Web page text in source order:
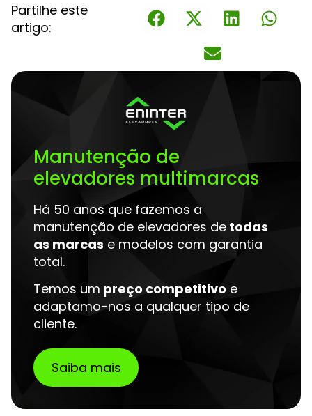
Partilhe este
artigo:
Manutenção de
elevadores multimarcas
Há 50 anos que fazemos a
manutenção de elevadores de todas
as marcas e modelos com garantia
total.
Temos um preço competitivo e
adaptamo-nos a qualquer tipo de
cliente.
Saiba mais